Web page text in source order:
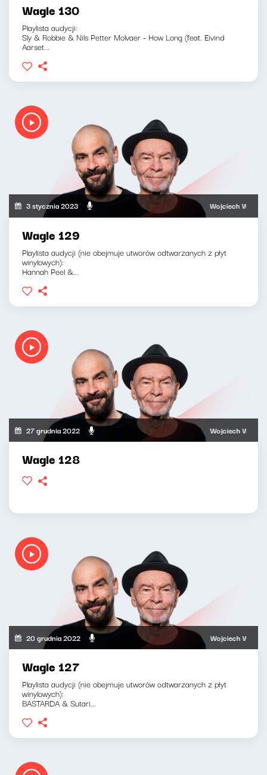
Wagle 130
Playlista audycji:
Sly & Robbie & Nils Petter Molvaer - How Long (feat. Eivind
Aarset...
3 stycznia 2023 Wojciech
Wagle 129
Playlista audycji (nie obejmuje utworów odtwarzanych z płyt
winylowych):
Hannah Peel &...
27 grudnia 2022 Wojciech
Wagle 128
20 grudnia 2022 Wojciech
Wagle 127
Playlista audycji (nie obejmuje utworów odtwarzanych z płyt
winylowych):
BASTARDA & Sutari...